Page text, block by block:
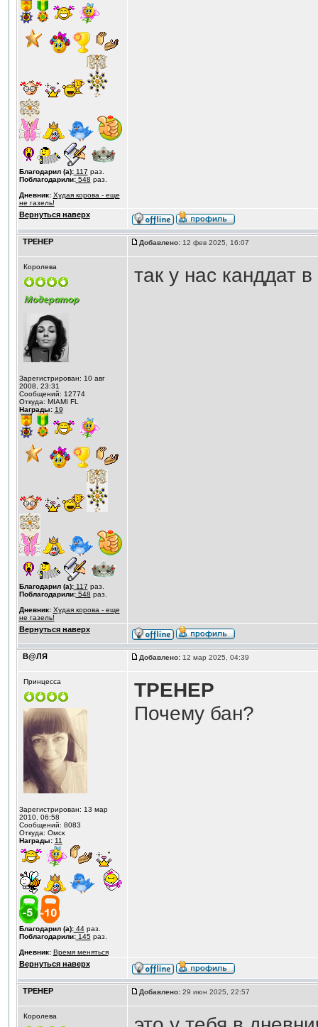
Благодарил (а):117 раз.
Поблагодарили:548 раз.
Дневник: Худая корова - еще
не газель!
Вернуться наверх
ТРЕНЕР Добавлено:12 фев 2025, 16:07
Королева
Зарегистрирован: 10 авг
2008, 23:31
Сообщений: 12774
Откуда: MIAMI FL
Награды: 19
Благодарил (а):117 раз.
Поблагодарили:548 раз.
Дневник: Худая корова - еще
не газель!
так у нас канддат
Вернуться наверх
В@ЛЯ Добавлено:12 мар 2025, 04:39
Принцесса
Зарегистрирован: 13 мар
2010, 06:58
Сообщений: 8083
Откуда: Омск
Награды: 11
Благодарил (а):44раз.
Поблагодарили:145раз.
Дневник: Время меняться
ТРЕНЕР
Почему бан?
Вернуться наверх
ТРЕНЕР Добавлено:29 июн 2025, 22:57
Королева